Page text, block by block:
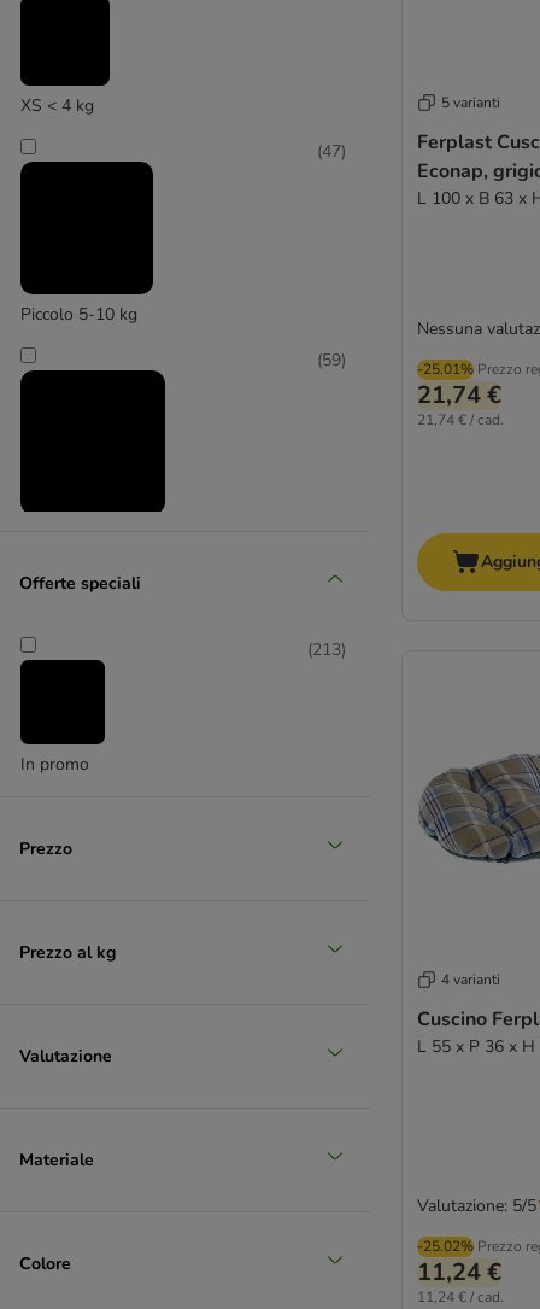
XS < 4 kg
Piccolo 5-10 kg
(47)
(59)
Grande 26 - 45 kg
36)
Offerte speciali
In promo
(213)
Prezzo
Prezzo al kg
Valutazione
Materiale
Colore
5 varianti
Ferplast
Econap,
L 100 x B 63 x
-25.01% Prezzo
21,74 €
21,74 € / cad.
Nessuna
4 varianti
Cuscino
L 55 x P 36 x H
-25.02% Prezzo
11,24 €
11,24 € / cad.
Valutazione: 5/5